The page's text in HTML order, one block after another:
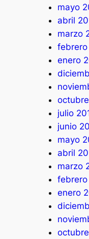
mayo
abril
marzo
febrero
enero
julio
junio
mayo
abril
marzo
febrero
enero